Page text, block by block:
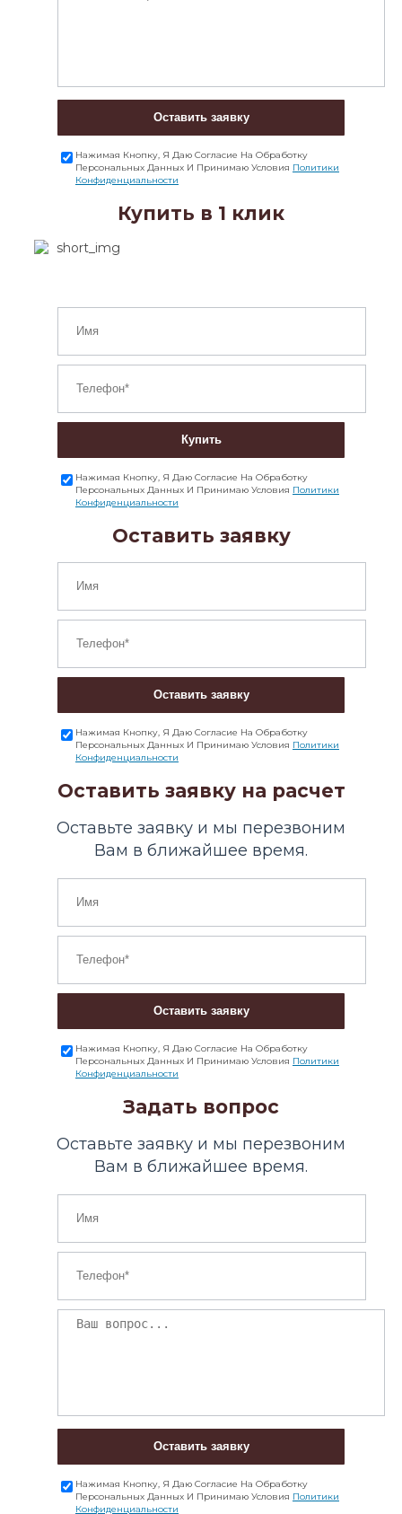
Оставить заявку
Нажимая Кнопку, Я Даю Согласие На Обработку
Персональных Данных И Принимаю Условия Политики
Конфиденциальности
Купить в 1 клик
Купить
Нажимая Кнопку, Я Даю Согласие На Обработку
Персональных Данных И Принимаю Условия Политики
Конфиденциальности
Оставить заявку
Оставить заявку
Нажимая Кнопку, Я Даю Согласие На Обработку
Персональных Данных И Принимаю Условия Политики
Конфиденциальности
Оставить заявку на расчет
Оставьте заявку и мы перезвоним
Вам в ближайшее время.
Оставить заявку
Нажимая Кнопку, Я Даю Согласие На Обработку
Персональных Данных И Принимаю Условия Политики
Конфиденциальности
Задать вопрос
Оставьте заявку и мы перезвоним
Вам в ближайшее время.
Оставить заявку
Нажимая Кнопку, Я Даю Согласие На Обработку
Персональных Данных И Принимаю Условия Политики
Конфиденциальности